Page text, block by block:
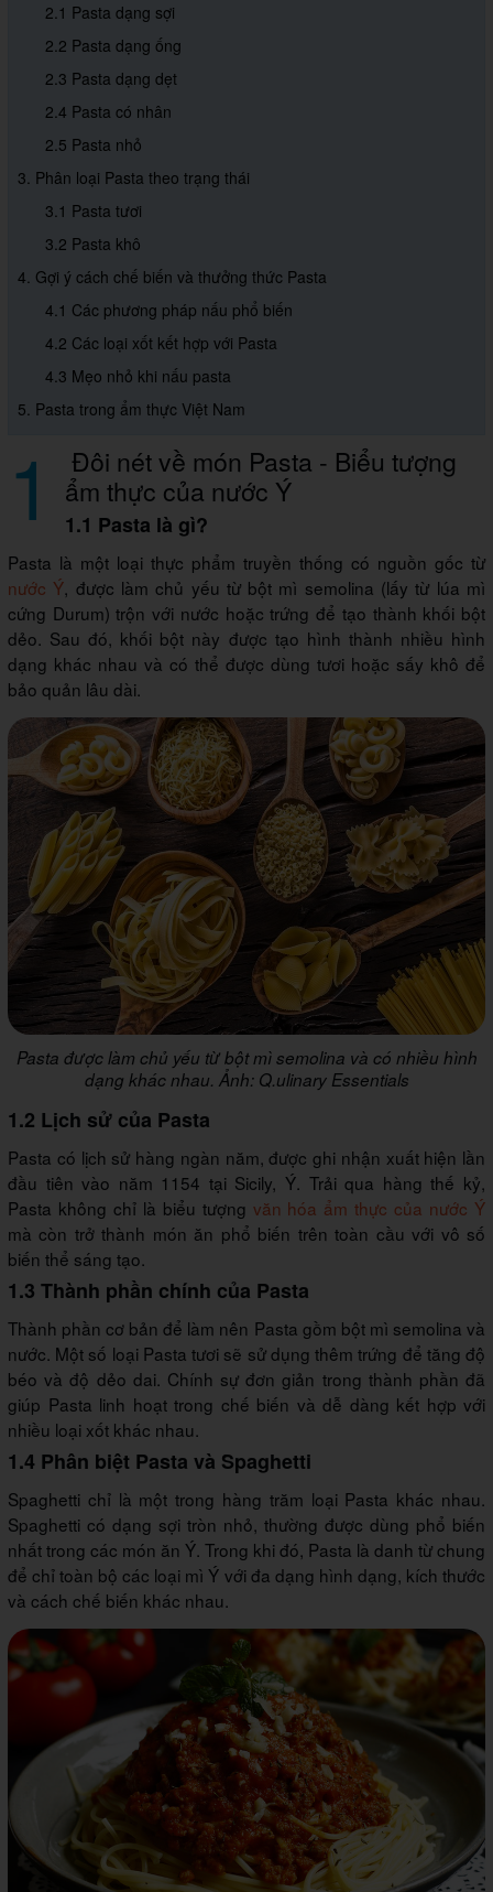
2.1 Pasta dạng sợi
2.2 Pasta dạng ống
2.3 Pasta dạng dẹt
2.4 Pasta có nhân
2.5 Pasta nhỏ
3. Phân loại Pasta theo trạng thái
3.1 Pasta tươi
3.2 Pasta khô
4. Gợi ý cách chế biến và thưởng thức Pasta
4.1 Các phương pháp nấu phổ biến
4.2 Các loại xốt kết hợp với Pasta
4.3 Mẹo nhỏ khi nấu pasta
5. Pasta trong ẩm thực Việt Nam
1 Đôi nét về món Pasta - Biểu tượng
ẩm thực của nước Ý
1.1 Pasta là gì?
Pasta là một loại thực phẩm truyền thống có nguồn gốc từ
nước Ý, được làm chủ yếu từ bột mì semolina (lấy từ lúa mì
cứng Durum) trộn với nước hoặc trứng để tạo thành khối bột
dẻo. Sau đó, khối bột này được tạo hình thành nhiều hình
dạng khác nhau và có thể được dùng tươi hoặc sấy khô để
bảo quản lâu dài.
Pasta được làm chủ yếu từ bột mì semolina và có nhiều hình
dạng khác nhau. Ảnh: Q.ulinary Essentials
1.2 Lịch sử của Pasta
Pasta có lịch sử hàng ngàn năm, được ghi nhận xuất hiện lần
đầu tiên vào năm 1154 tại Sicily, Ý. Trải qua hàng thế kỷ,
Pasta không chỉ là biểu tượng văn hóa ẩm thực của nước Ý
mà còn trở thành món ăn phổ biến trên toàn cầu với vô số
biến thể sáng tạo.
1.3 Thành phần chính của Pasta
Thành phần cơ bản để làm nên Pasta gồm bột mì semolina và
nước. Một số loại Pasta tươi sẽ sử dụng thêm trứng để tăng độ
béo và độ dẻo dai. Chính sự đơn giản trong thành phần đã
giúp Pasta linh hoạt trong chế biến và dễ dàng kết hợp với
nhiều loại xốt khác nhau.
1.4 Phân biệt Pasta và Spaghetti
Spaghetti chỉ là một trong hàng trăm loại Pasta khác nhau.
Spaghetti có dạng sợi tròn nhỏ, thường được dùng phổ biến
nhất trong các món ăn Ý. Trong khi đó, Pasta là danh từ chung
để chỉ toàn bộ các loại mì Ý với đa dạng hình dạng, kích thước
và cách chế biến khác nhau.